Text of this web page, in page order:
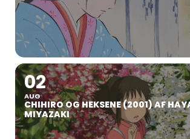
02
AUG
CHIHIRO OG HEKSENE (2001) AF
MIYAZAKI